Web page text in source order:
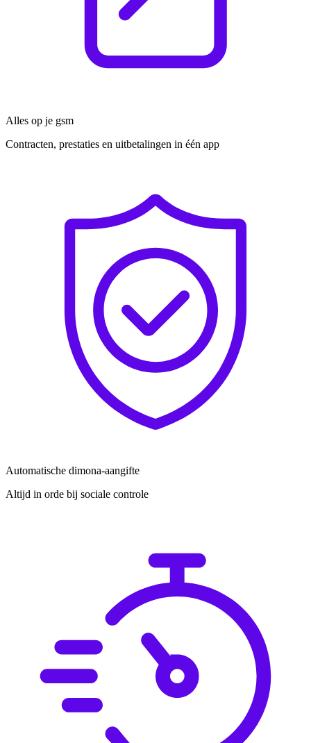
Alles op je gsm
Contracten, prestaties en uitbetalingen in één app
Automatische dimona-aangifte
Altijd in orde bij sociale controle